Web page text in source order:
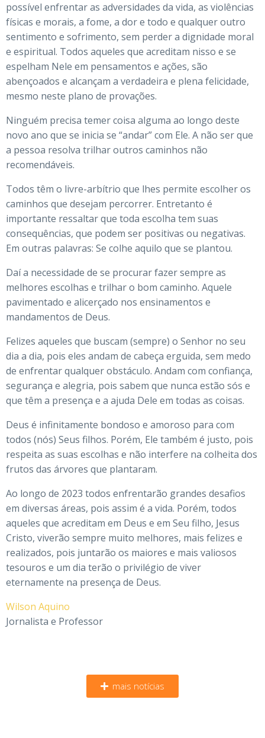
possível enfrentar as adversidades da vida, as violências
físicas e morais, a fome, a dor e todo e qualquer outro
sentimento e sofrimento, sem perder a dignidade moral
e espiritual. Todos aqueles que acreditam nisso e se
espelham Nele em pensamentos e ações, são
abençoados e alcançam a verdadeira e plena felicidade,
mesmo neste plano de provações.
Ninguém precisa temer coisa alguma ao longo deste
novo ano que se inicia se “andar” com Ele. A não ser que
a pessoa resolva trilhar outros caminhos não
recomendáveis.
Todos têm o livre-arbítrio que lhes permite escolher os
caminhos que desejam percorrer. Entretanto é
importante ressaltar que toda escolha tem suas
consequências, que podem ser positivas ou negativas.
Em outras palavras: Se colhe aquilo que se plantou.
Daí a necessidade de se procurar fazer sempre as
melhores escolhas e trilhar o bom caminho. Aquele
pavimentado e alicerçado nos ensinamentos e
mandamentos de Deus.
Felizes aqueles que buscam (sempre) o Senhor no seu
dia a dia, pois eles andam de cabeça erguida, sem medo
de enfrentar qualquer obstáculo. Andam com confiança,
segurança e alegria, pois sabem que nunca estão sós e
que têm a presença e a ajuda Dele em todas as coisas.
Deus é infinitamente bondoso e amoroso para com
todos (nós) Seus filhos. Porém, Ele também é justo, pois
respeita as suas escolhas e não interfere na colheita dos
frutos das árvores que plantaram.
Ao longo de 2023 todos enfrentarão grandes desafios
em diversas áreas, pois assim é a vida. Porém, todos
aqueles que acreditam em Deus e em Seu filho, Jesus
Cristo, viverão sempre muito melhores, mais felizes e
realizados, pois juntarão os maiores e mais valiosos
tesouros e um dia terão o privilégio de viver
eternamente na presença de Deus.
Wilson Aquino
Jornalista e Professor
mais notícias